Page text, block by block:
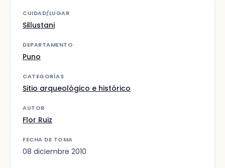
CUIDAD/LUGAR
Sillustani
DEPARTAMENTO
Puno
CATEGORÍAS
Sitio arqueológico e histórico
AUTOR
Flor Ruiz
FECHA DE TOMA
08 diciembre 2010